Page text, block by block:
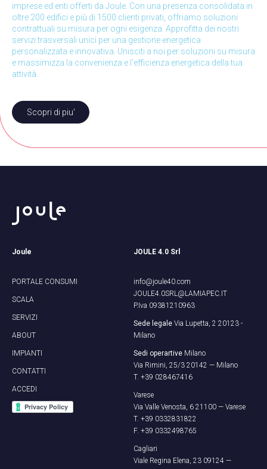
imprese ed enti offerti da Joule. Con una presenza consolidata in
oltre 200 edifici e più di 1500 clienti privati, offriamo soluzioni
contrattuali su misura per ogni esigenza. Approfitta dei nostri
servizi trasversali unici per una gestione energetica
personalizzata e innovativa. Unisciti a noi per soluzioni su misura
e massimizza la convenienza e l’efficienza energetica della tua
attività.
Scopri di piu'
Joule
PORTALE CONSUMI
SCALA
SERVIZI
ABOUT
IMPIANTI
CONTATTI
ACCEDI
JOULE 4.0 Srl
info@joule40.com
JOULE4.0SRL@LAMIAPEC.IT
P.Iva 09381210963
Sede legale Via Lupetta, 2 20123 -
Milano
Sedi operartive Milano
Via Rimini, 25/3 20142 — Milano
T. +39 028467416
Varese
Via Valle Venosta, 6 21100 — Varese
T. +39 0332831822
F. +39 0332498765
Cagliari
Viale Regina Elena, 23 09124 —